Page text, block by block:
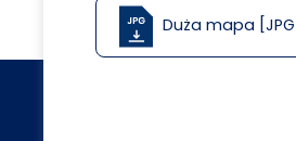
Duża mapa [JPG]